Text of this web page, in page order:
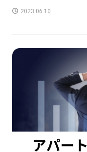
2023.06.10